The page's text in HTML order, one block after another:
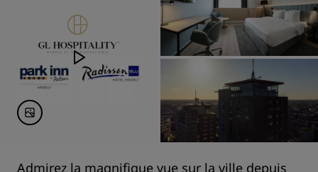
Admirez la magnifique vue sur la ville depuis